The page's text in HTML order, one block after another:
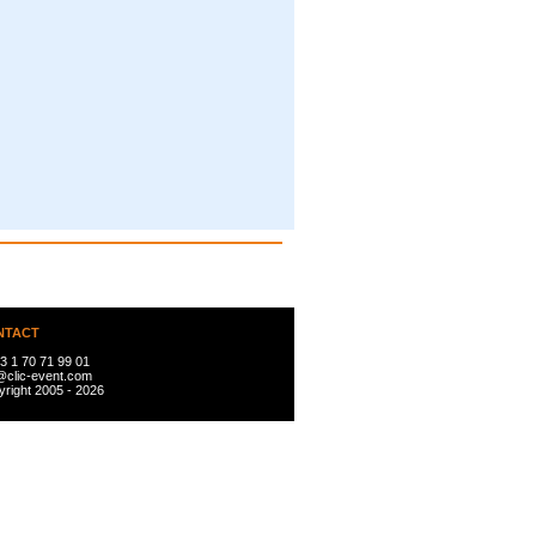
1 70 71 99 01
event.com
2005 - 2026